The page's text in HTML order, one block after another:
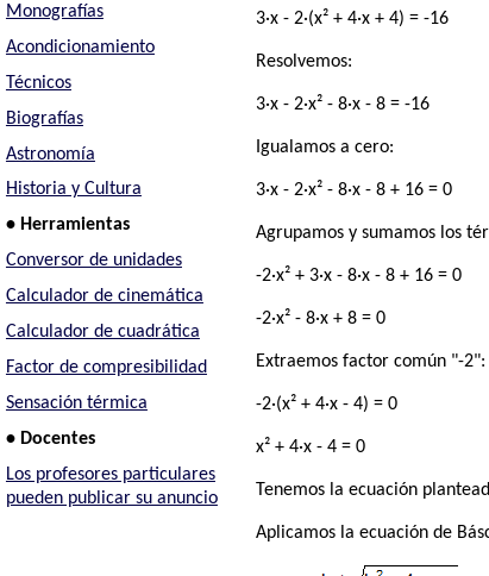
Monografías
Acondicionamiento
Técnicos
Biografías
Astronomía
Historia y Cultura
• Herramientas
Conversor de unidades
Calculador de cinemática
Calculador de cuadrática
Factor de compresibilidad
Sensación térmica
• Docentes
Los profesores particulares
pueden publicar su anuncio
3·x - 2·(x² + 4·x + 4) = -16
Resolvemos:
3·x - 2·x² - 8·x - 8 = -16
Igualamos a cero:
3·x - 2·x² - 8·x - 8 + 16 = 0
Agrupamos y sumamos los
-2·x² + 3·x - 8·x - 8 + 16 = 0
-2·x² - 8·x + 8 = 0
Extraemos factor común "-2":
-2·(x² + 4·x - 4) = 0
x² + 4·x - 4 = 0
Tenemos la ecuación
Aplicamos la ecuación de